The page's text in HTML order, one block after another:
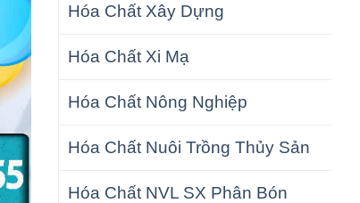
Hóa Chất Xây Dựng
Hóa Chất Xi Mạ
Hóa Chất Nông Nghiệp
Hóa Chất Nuôi Trồng Thủy Sản
Hóa Chất NVL SX Phân Bón